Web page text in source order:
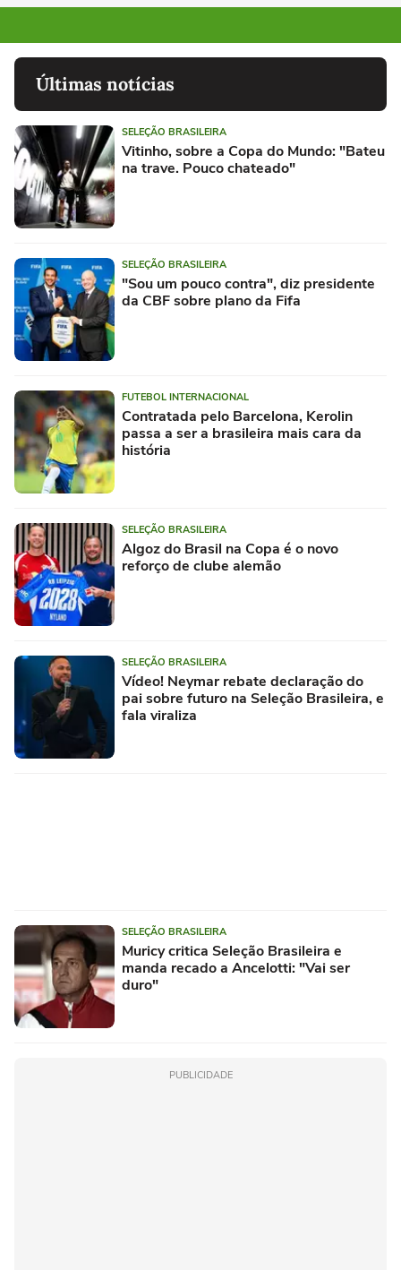
Últimas notícias
SELEÇÃO BRASILEIRA
Vitinho, sobre a Copa do Mundo: "Bateu
na trave. Pouco chateado"
SELEÇÃO BRASILEIRA
"Sou um pouco contra", diz presidente
da CBF sobre plano da Fifa
FUTEBOL INTERNACIONAL
Contratada pelo Barcelona, Kerolin
passa a ser a brasileira mais cara da
história
SELEÇÃO BRASILEIRA
Algoz do Brasil na Copa é o novo
reforço de clube alemão
SELEÇÃO BRASILEIRA
Vídeo! Neymar rebate declaração do
pai sobre futuro na Seleção Brasileira, e
fala viraliza
SELEÇÃO BRASILEIRA
Muricy critica Seleção Brasileira e
manda recado a Ancelotti: "Vai ser
duro"
PUBLICIDADE